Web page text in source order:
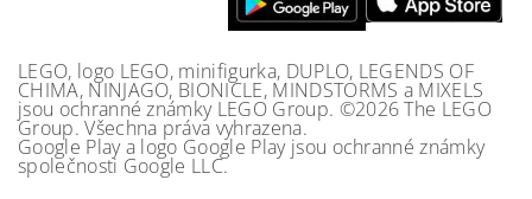
LEGO, logo LEGO, minifigurka, DUPLO, LEGENDS OF
CHIMA, NINJAGO, BIONICLE, MINDSTORMS a MIXELS
jsou ochranné známky LEGO Group. ©2026 The LEGO
Group. Všechna práva vyhrazena.
Google Play a logo Google Play jsou ochranné známky
společnosti Google LLC.